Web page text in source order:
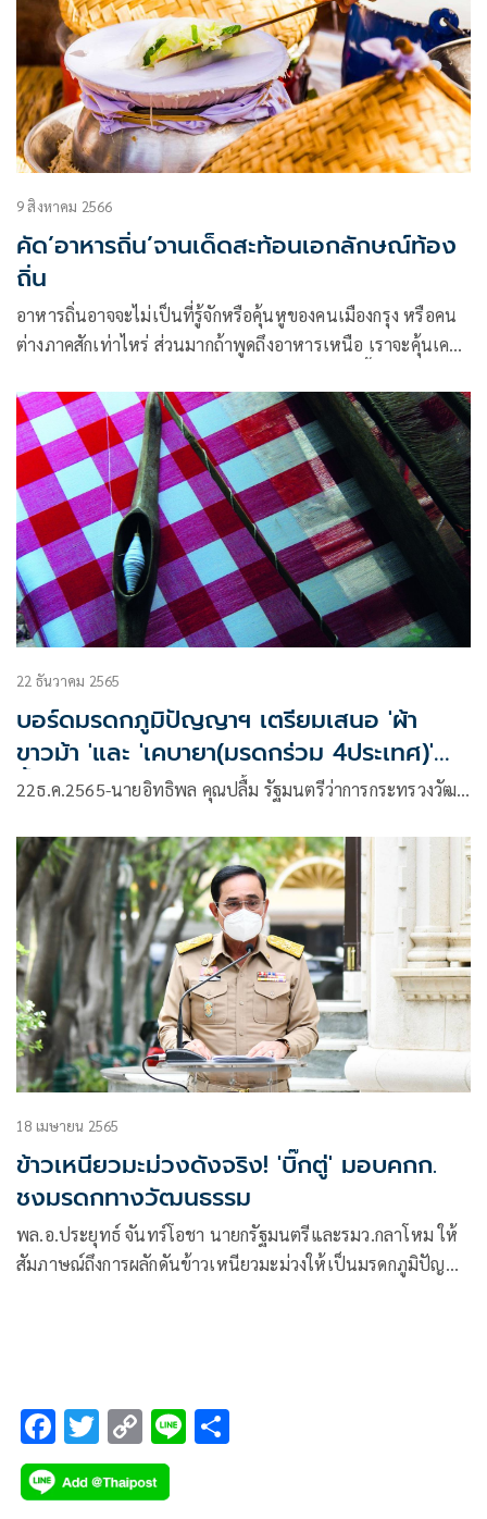
9 สิงหาคม 2566
คัด’อาหารถิ่น’จานเด็ดสะท้อนเอกลักษณ์ท้อง
ถิ่น
อาหารถิ่นอาจจะไม่เป็นที่รู้จักหรือคุ้นหูของคนเมืองกรุง หรือคน
ต่างภาคสักเท่าไหร่ ส่วนมากถ้าพูดถึงอาหารเหนือ เราจะคุ้นเคย
คนจดจำแกงใต้ที่มีรสชาติเผ็ดร้อน อาหารอีสานต้องเมนูส้มตำ
แกงอ่อม แกงเปรอะ
22 ธันวาคม 2565
บอร์ดมรดกภูมิปัญญาฯ เตรียมเสนอ 'ผ้า
ขาวม้า 'และ 'เคบายา(มรดกร่วม 4ประเทศ)'
ขึ้นทะเบียนยูเนสโก
22ธ.ค.2565-นายอิทธิพล คุณปลื้ม รัฐมนตรีว่าการกระทรวงวัฒ…
18 เมษายน 2565
ข้าวเหนียวมะม่วงดังจริง! 'บิ๊กตู่' มอบคกก.
ชงมรดกทางวัฒนธรรม
พล.อ.ประยุทธ์ จันทร์โอชา นายกรัฐมนตรีและรมว.กลาโหม ให้
สัมภาษณ์ถึงการผลักดันข้าวเหนียวมะม่วงให้เป็นมรดกภูมิปัญญา
F
ac
e
T
wi
tt
C
o
p
Li